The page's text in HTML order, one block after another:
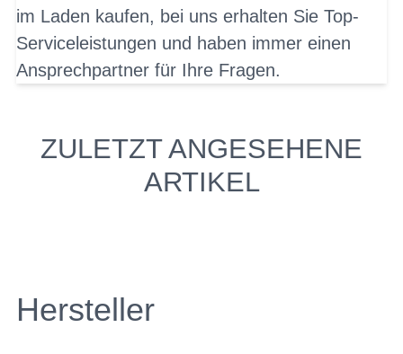
im Laden kaufen, bei uns erhalten Sie Top-
Serviceleistungen und haben immer einen
Ansprechpartner für Ihre Fragen.
ZULETZT ANGESEHENE
ARTIKEL
Hersteller